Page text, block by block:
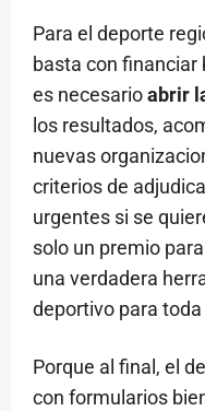
Para el deporte
basta con financiar
es necesarioabrir
los resultados,
nuevas
criterios de
urgentes si se
solo un premio
una verdadera
deportivo para
Porque al final, el
con formularios